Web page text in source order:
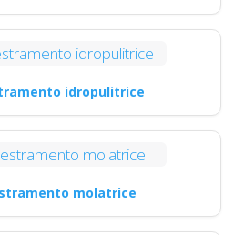
idropulitrice
molatrice